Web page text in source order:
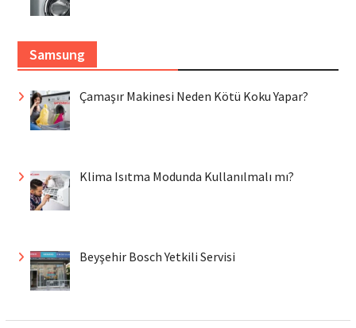
Samsung
Çamaşır Makinesi Neden Kötü Koku Yapar?
Klima Isıtma Modunda Kullanılmalı mı?
Beyşehir Bosch Yetkili Servisi